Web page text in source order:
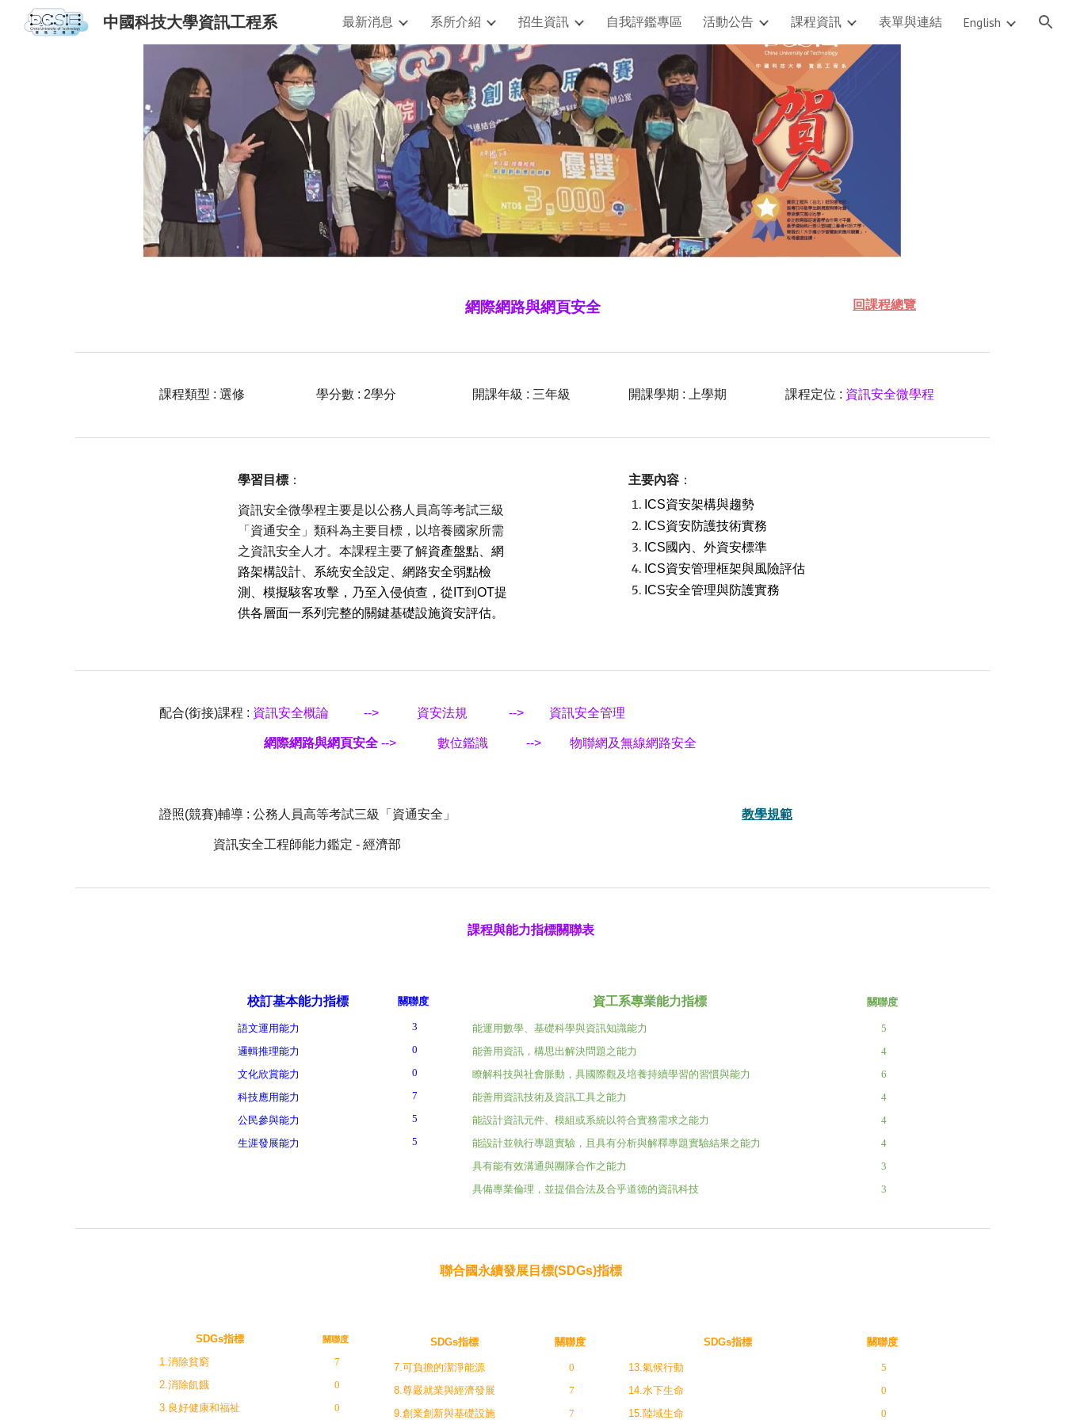
Skip to main content Skip to navigation
中國科技大學資訊工程系 最新消息 系所介紹 招生資訊 自我評鑑專區 活動公告 課程資訊 表單與連結 English
網際網路與網頁安全 回課程總覽
課程類型 :選修 學分數 : 2學分 開課年級 : 三年級 開課學期 : 上學期 課程定位 : 資訊安全微學程
學習目標 ：
資訊安全微學程主要是以公務人員高等考試三級
「資通安全」類科為主要目標，以培養國家所需
之資訊安全人才。本課程主要了解資產盤點、網
路架構設計、系統安全設定、網路安全弱點檢
測、模擬駭客攻擊，乃至入侵偵查，從IT到OT提
供各層面一系列完整的關鍵基礎設施資安評估。
主要內容 ：
ICS資安架構與趨勢
ICS資安防護技術實務
ICS國內、外資安標準
ICS資安管理框架與風險評估
ICS安全管理與防護實務
配合(銜接)課程 : 資訊安全概論 --> 資安法規 --> 資訊安全管理
網際網路與網頁安全--> 數位鑑識 --> 物聯網及無線網路安全
證照(競賽)輔導 : 公務人員高等考試三級「資通安全」
資訊安全工程師能力鑑定 - 經濟部
教學規範
課程與能力指標關聯表
校訂基本能力指標
語文運用能力
邏輯推理能力
文化欣賞能力
科技應用能力
公民參與能力
生涯發展能力
關聯度
3
0
0
7
5
5
資工系專業能力指標
能運用數學、基礎科學與資訊知識能力
能善用資訊，構思出解決問題之能力
瞭解科技與社會脈動，具國際觀及培養持續學習的習慣與能力
能善用資訊技術及資訊工具之能力
能設計資訊元件、模組或系統以符合實務需求之能力
能設計並執行專題實驗，且具有分析與解釋專題實驗結果之能力
具有能有效溝通與團隊合作之能力
具備專業倫理，並提倡合法及合乎道德的資訊科技
關聯度
5
4
6
4
4
4
3
3
聯合國永續發展目標(SDGs)指標
SDGs指標
1.消除貧窮
2.消除飢餓
3.良好健康和福祉
關聯度
7
0
0
SDGs指標
7.可負擔的潔淨能源
8.尊嚴就業與經濟發展
9.創業創新與基礎設施
關聯度
0
7
7
SDGs指標
13.氣候行動
14.水下生命
15.陸域生命
關聯度
5
0
0